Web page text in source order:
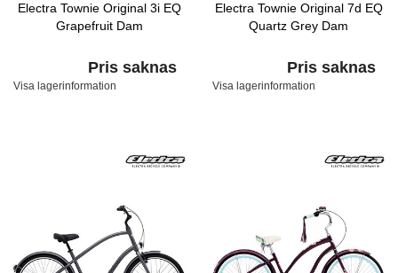
Electra Townie Original 3i EQ
Grapefruit Dam
Pris saknas
Visa lagerinformation
Electra Townie Original 7d EQ
Quartz Grey Dam
Pris saknas
Visa lagerinformation